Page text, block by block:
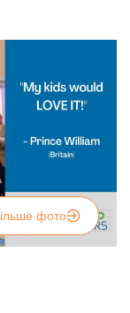
фото